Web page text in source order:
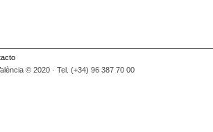
© 2020 · Tel. (+34) 96 387 70 00